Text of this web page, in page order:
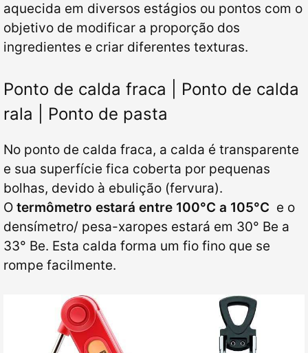
aquecida em diversos estágios ou pontos com o
objetivo de modificar a proporção dos
ingredientes e criar diferentes texturas.
Ponto de calda fraca | Ponto de calda
rala | Ponto de pasta
No ponto de calda fraca, a calda é transparente
e sua superfície fica coberta por pequenas
bolhas, devido à ebulição (fervura).
O termômetro estará entre 100°C a 105°C e o
densímetro/ pesa-xaropes estará em 30° Be a
33° Be. Esta calda forma um fio fino que se
rompe facilmente.